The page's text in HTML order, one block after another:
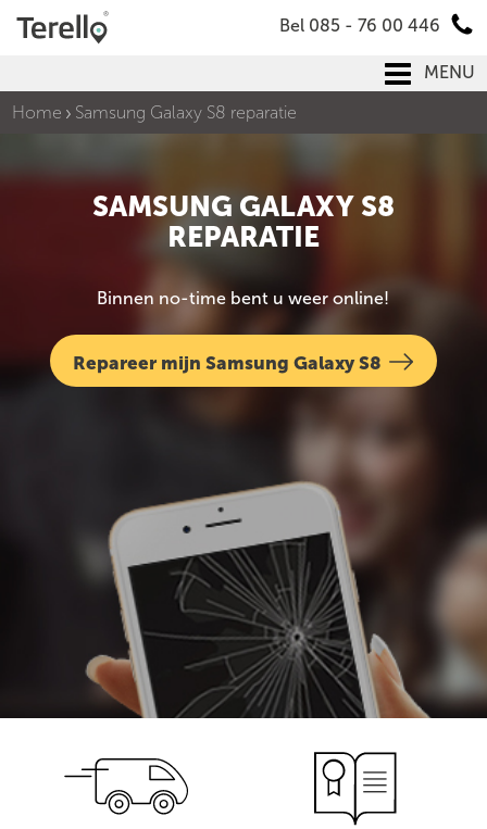
Bel 085 - 76 00 446
MENU
Home
Samsung Galaxy S8 reparatie
SAMSUNG GALAXY S8
REPARATIE
Binnen no-time bent u weer online!
Repareer mijn Samsung Galaxy S8